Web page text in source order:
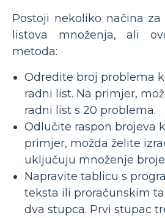
Postoji nekoliko načina
listova množenja, ali
metoda:
Odredite broj problema
radni list. Na primjer,
radni list s 20 problema.
Odlučite raspon brojeva
primjer, možda želite
uključuju množenje
Napravite tablicu s
teksta ili proračunskim
dva stupca. Prvi stupac